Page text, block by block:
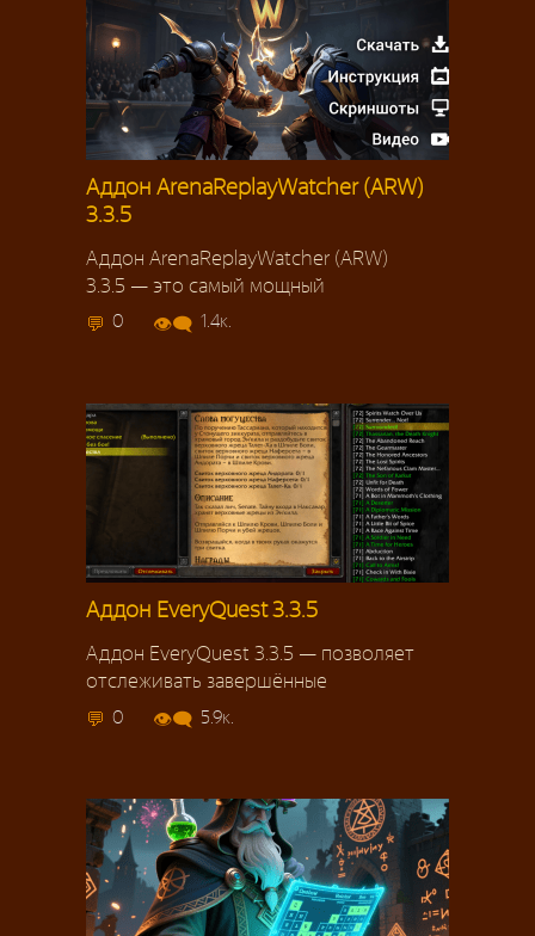
Аддон ArenaReplayWatcher (ARW)
3.3.5
Аддон ArenaReplayWatcher (ARW)
3.3.5 — это самый мощный
0 1.4к.
Аддон EveryQuest 3.3.5
Аддон EveryQuest 3.3.5 — позволяет
отслеживать завершённые
0 5.9к.